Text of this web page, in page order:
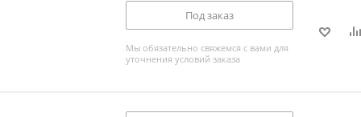
Под заказ
Мы обязательно свяжемся с вами для
уточнения условий заказа